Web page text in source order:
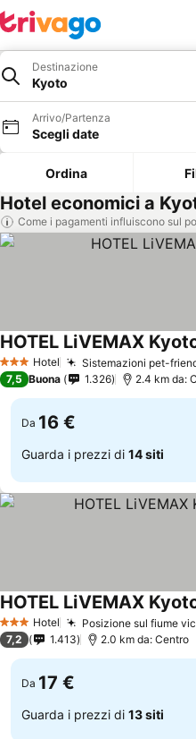
Destinazione
Kyoto
Arrivo/Partenza
Scegli date
Ordina
Hotel economici a
Come i pagamenti influiscono sul
3 StelleHotel Sistemazioni pet-
HOTEL LiVEMAX
7,5 Buona 1.326 2.4 km da:
Da 16 €
Guarda i prezzi di 14 siti
3 StelleHotel Posizione sul fiume
HOTEL LiVEMAX
7,2 1.413 2.0 km da: Centro
Da 17 €
Guarda i prezzi di 13 siti